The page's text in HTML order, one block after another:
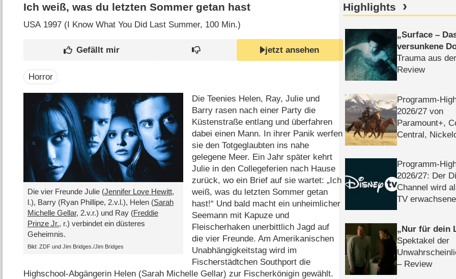
Ich weiß, was du letzten Sommer getan hast
USA1997 (I Know What You Did Last Summer‎, 100 Min.)
jetzt ansehen
Horror
Die vier Freunde Julie (Jennifer Love Hewitt,
l.), Barry (Ryan Phillipe, 2.v.l.), Helen (Sarah
Michelle Gellar, 2.v.r.) und Ray (Freddie
Prinze Jr., r.) verbindet ein düsteres
Geheimnis.
Bild: ZDF und Jim Bridges./​Jim Bridges
Die Teenies Helen, Ray, Julie und
Barry rasen nach einer Party die
Küstenstraße entlang und überfahren
dabei einen Mann. In ihrer Panik werfen
sie den Totgeglaubten ins nahe
gelegene Meer. Ein Jahr später kehrt
Julie in den Collegeferien nach Hause
zurück, wo ein Brief auf sie wartet: „Ich
weiß, was du letzten Sommer getan
hast!“ Und bald macht ein unheimlicher
Seemann mit Kapuze und
Fleischerhaken unerbittlich Jagd auf
die vier Freunde. Am Amerikanischen
Unabhängigkeitstag wird im
Fischerstädtchen Southport die
Highschool-Abgängerin Helen (Sarah Michelle Gellar) zur Fischerkönigin gewählt.
Highlights
Surface –
versunkene
Trauma aus
Review
Programm-
2026/​27 von
Paramount+,
Central,
Programm-
2026/​27: Der
Channel wird
TV
Nur für dein
Spektakel der
– Review